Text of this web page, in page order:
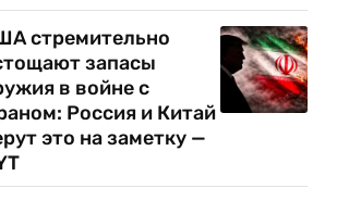
стремительно
запасы
в войне с
Россия и Китай
это на заметку —